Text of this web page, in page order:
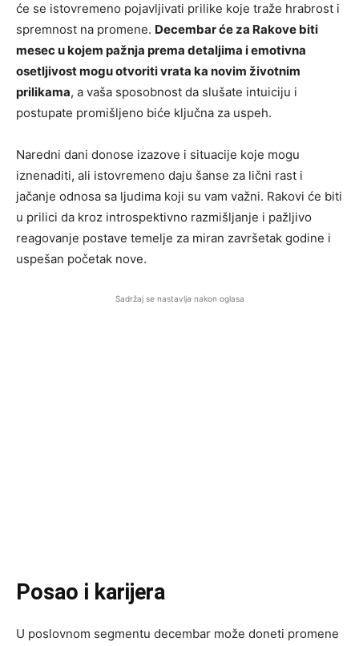
će se istovremeno pojavljivati prilike koje traže hrabrost i
spremnost na promene. Decembar će za Rakove biti
mesec u kojem pažnja prema detaljima i emotivna
osetljivost mogu otvoriti vrata ka novim životnim
prilikama, a vaša sposobnost da slušate intuiciju i
postupate promišljeno biće ključna za uspeh.
Naredni dani donose izazove i situacije koje mogu
iznenaditi, ali istovremeno daju šanse za lični rast i
jačanje odnosa sa ljudima koji su vam važni. Rakovi će biti
u prilici da kroz introspektivno razmišljanje i pažljivo
reagovanje postave temelje za miran završetak godine i
uspešan početak nove.
Sadržaj se nastavlja nakon oglasa
Posao i karijera
U poslovnom segmentu decembar može doneti promene